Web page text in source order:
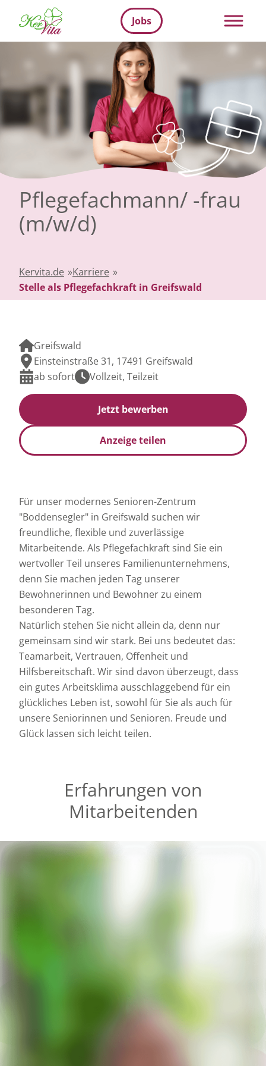
Jobs
Pflegefachmann/ -frau
(m/w/d)
Kervita.de »Karriere »
Stelle als Pflegefachkraft in Greifswald
Greifswald
Einsteinstraße 31, 17491 Greifswald
ab sofort
Vollzeit, Teilzeit
Jetzt bewerben
Anzeige teilen
Für unser modernes Senioren-Zentrum
"Boddensegler" in Greifswald suchen wir
freundliche, flexible und zuverlässige
Mitarbeitende. Als Pflegefachkraft sind Sie ein
wertvoller Teil unseres Familienunternehmens,
denn Sie machen jeden Tag unserer
Bewohnerinnen und Bewohner zu einem
besonderen Tag.
Natürlich stehen Sie nicht allein da, denn nur
gemeinsam sind wir stark. Bei uns bedeutet das:
Teamarbeit, Vertrauen, Offenheit und
Hilfsbereitschaft. Wir sind davon überzeugt, dass
ein gutes Arbeitsklima ausschlaggebend für ein
glückliches Leben ist, sowohl für Sie als auch für
unsere Seniorinnen und Senioren. Freude und
Glück lassen sich leicht teilen.
Erfahrungen von
Mitarbeitenden